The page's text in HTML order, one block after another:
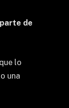
de
lo
una